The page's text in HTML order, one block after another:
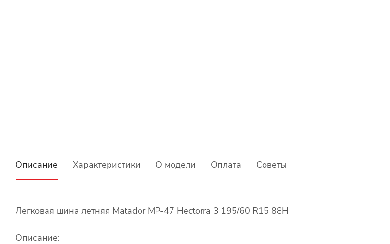
Описание Характеристики О модели Оплата Советы
Легковая шина летняя Matador MP-47 Hectorra 3 195/60 R15 88H
Описание: